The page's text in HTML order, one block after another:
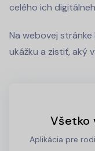
celého ich
Na webovej
ukážku a zistiť, aký
Všetko
Aplikácia pre